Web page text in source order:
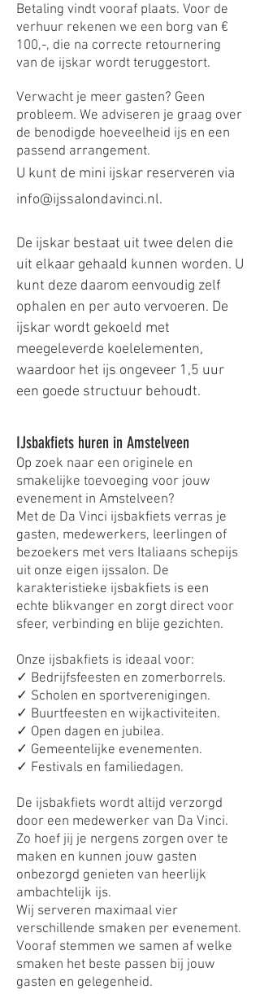
Betaling vindt vooraf plaats. Voor de
verhuur rekenen we een borg van €
100,-, die na correcte retournering
van de ijskar wordt teruggestort.
Verwacht je meer gasten? Geen
probleem. We adviseren je graag over
de benodigde hoeveelheid ijs en een
passend arrangement.
U kunt de mini ijskar reserveren via
info@ijssalondavinci.nl.
De ijskar bestaat uit twee delen die
uit elkaar gehaald kunnen worden. U
kunt deze daarom eenvoudig zelf
ophalen en per auto vervoeren. De
ijskar wordt gekoeld met
meegeleverde koelelementen,
waardoor het ijs ongeveer 1,5 uur
een goede structuur behoudt.
IJsbakfiets huren in Amstelveen
Op zoek naar een originele en
smakelijke toevoeging voor jouw
evenement in Amstelveen?
Met de Da Vinci ijsbakfiets verras je
gasten, medewerkers, leerlingen of
bezoekers met vers Italiaans schepijs
uit onze eigen ijssalon. De
karakteristieke ijsbakfiets is een
echte blikvanger en zorgt direct voor
sfeer, verbinding en blije gezichten.
Onze ijsbakfiets is ideaal voor:
✓ Bedrijfsfeesten en zomerborrels.
✓ Scholen en sportverenigingen.
✓ Buurtfeesten en wijkactiviteiten.
✓ Open dagen en jubilea.
✓ Gemeentelijke evenementen.
✓ Festivals en familiedagen.
De ijsbakfiets wordt altijd verzorgd
door een medewerker van Da Vinci.
Zo hoef jij je nergens zorgen over te
maken en kunnen jouw gasten
onbezorgd genieten van heerlijk
ambachtelijk ijs.
Wij serveren maximaal vier
verschillende smaken per evenement.
Vooraf stemmen we samen af welke
smaken het beste passen bij jouw
gasten en gelegenheid.